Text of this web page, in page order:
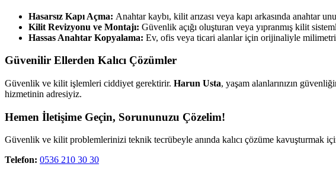
Hasarsız Kapı Açma: Anahtar kaybı, kilit arızası veya kapı arkasında anahtar
Kilit Revizyonu ve Montajı: Güvenlik açığı oluşturan veya yıpranmış kilit
Hassas Anahtar Kopyalama: Ev, ofis veya ticari alanlar için orijinaliyle
Güvenilir Ellerden Kalıcı Çözümler
Güvenlik ve kilit işlemleri ciddiyet gerektirir. Harun Usta, yaşam alanlarınızın
hizmetinin adresiyiz.
Hemen İletişime Geçin, Sorununuzu Çözelim!
Güvenlik ve kilit problemlerinizi teknik tecrübeyle anında kalıcı çözüme kavuşturmak
Telefon: 0536 210 30 30